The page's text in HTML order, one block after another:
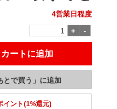
4営業日程度
イント(1%還元)